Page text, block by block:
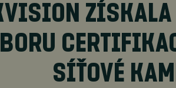
ZÍSKALA
SÍŤOVÉ